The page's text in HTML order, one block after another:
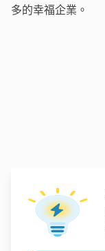
多的幸福企業。